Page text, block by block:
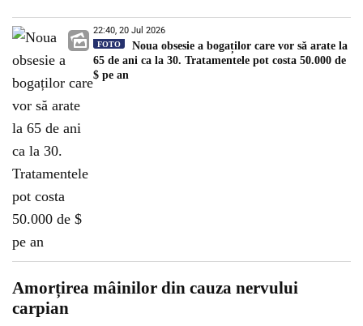
22:40, 20 Jul 2026
FOTO
Noua obsesie a bogaților care vor să arate la
65 de ani ca la 30. Tratamentele pot costa 50.000 de
$ pe an
Amorțirea mâinilor din cauza nervului
carpian